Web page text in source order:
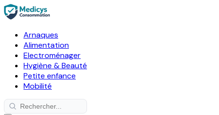
Arnaques
Alimentation
Electroménager
Hygiène & Beauté
Petite enfance
Mobilité